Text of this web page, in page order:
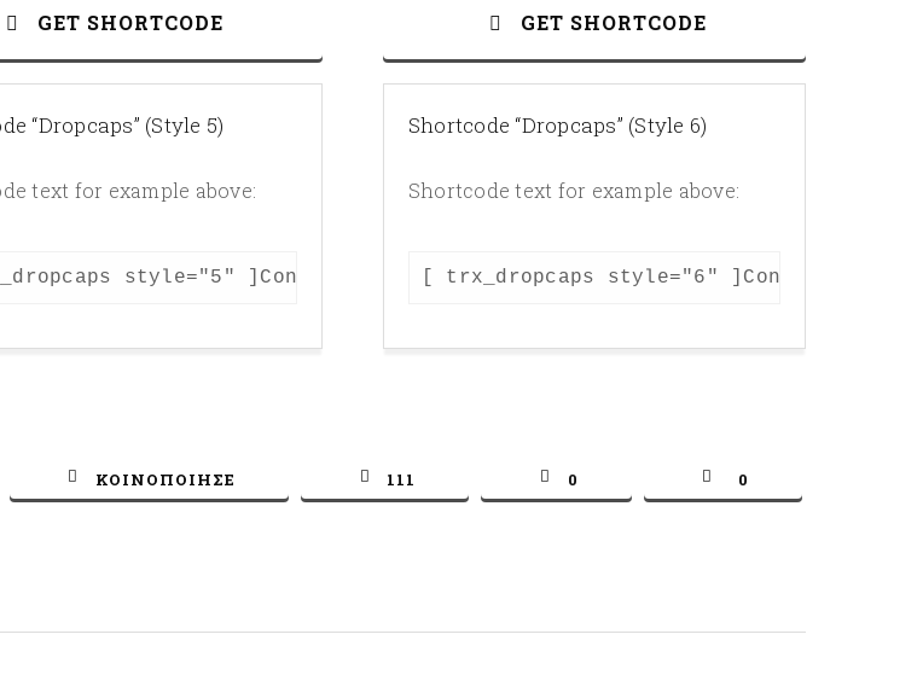
elit. Optio, dignissimos, eius ullam doloribus nobis quo rem
GET SHORTCODE
“Dropcaps” (Style 5)
text for example above:
style="5" ]Consectetur adipisicing elit. Optio, dignissimos,
GET SHORTCODE
Shortcode “Dropcaps” (Style 6)
Shortcode text for example above:
[ trx_dropcaps style="6" ]Consectetur
ΚΟΙΝΟΠΟΙΗΣΕ 111 0 0